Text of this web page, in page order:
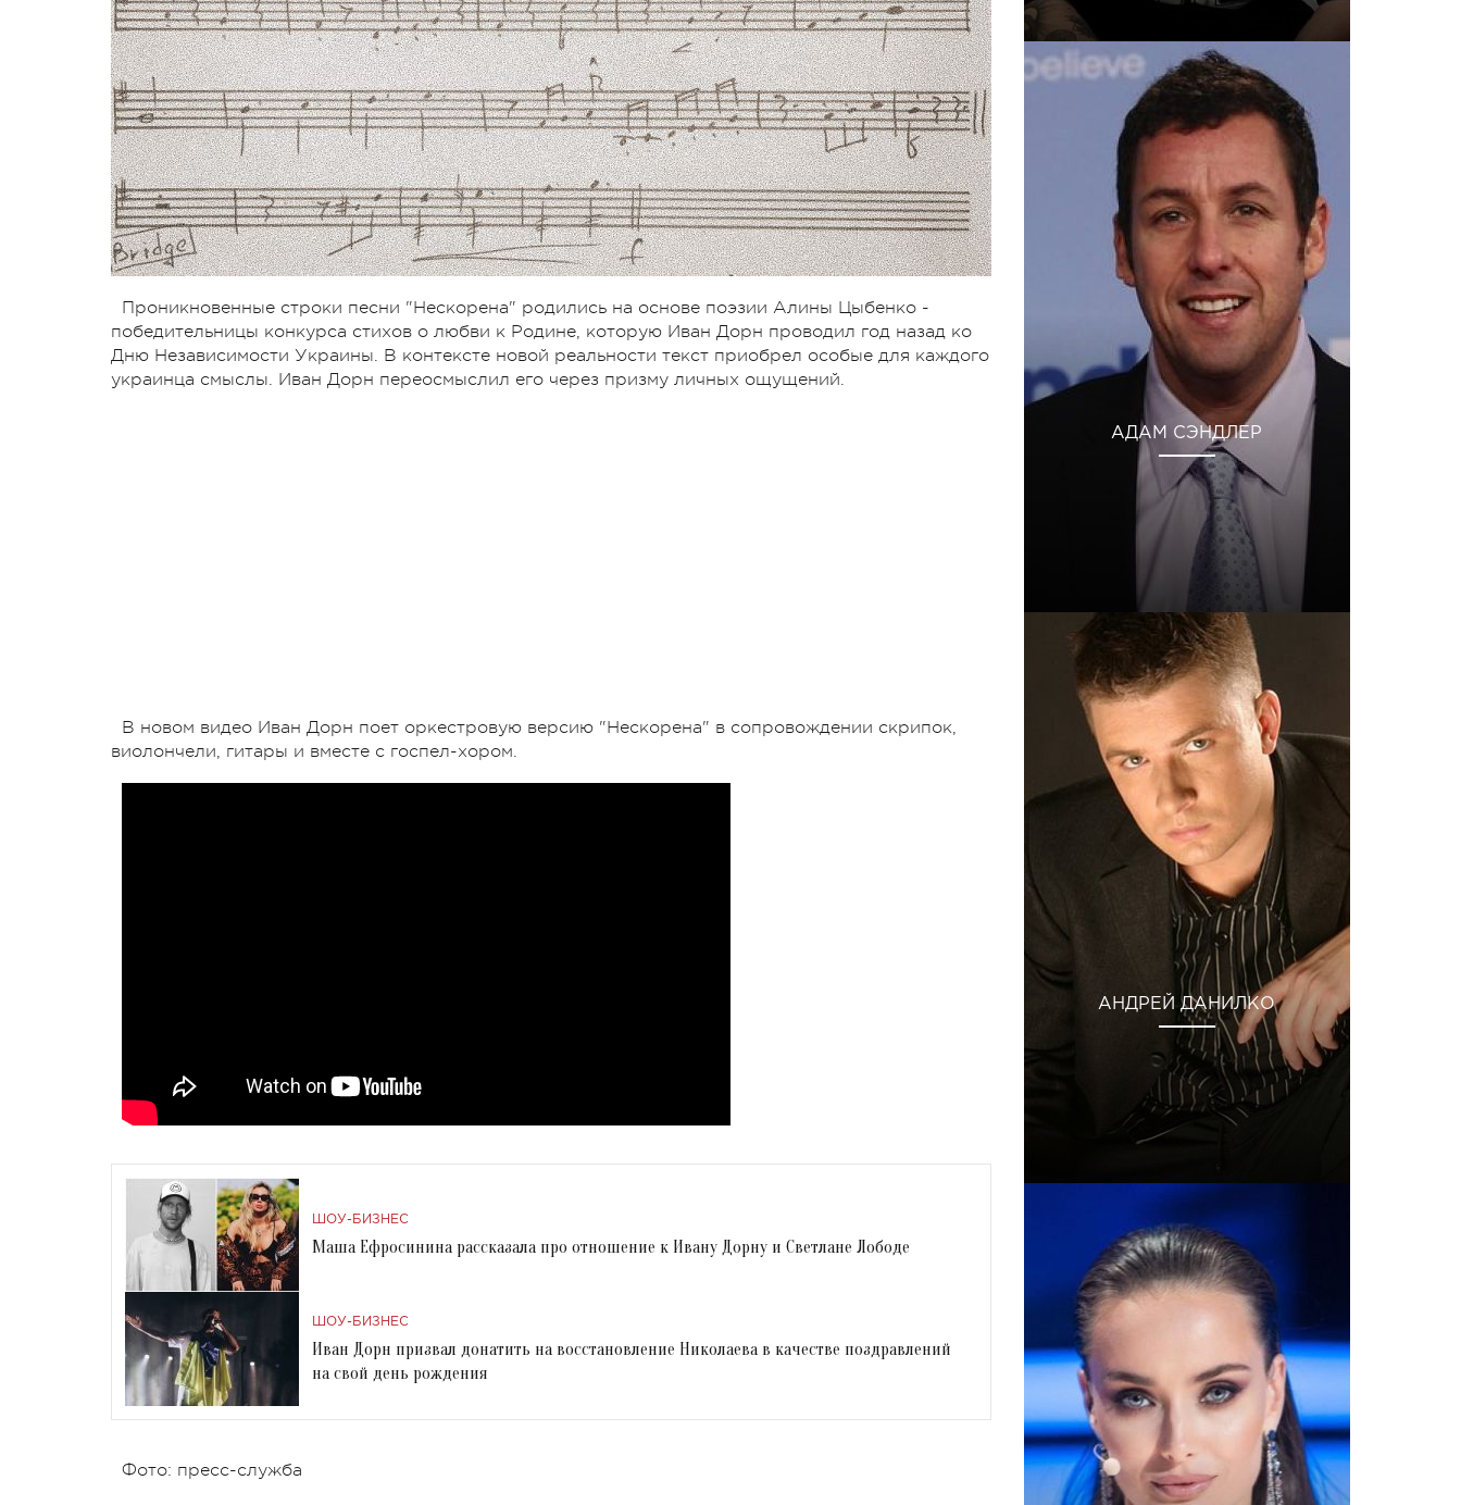
Проникновенные строки песни "Нескорена" родились на основе поэзии Алины Цыбенко -
победительницы конкурса стихов о любви к Родине, которую Иван Дорн проводил год назад ко
Дню Независимости Украины. В контексте новой реальности текст приобрел особые для каждого
украинца смыслы. Иван Дорн переосмыслил его через призму личных ощущений.
В новом видео Иван Дорн поет оркестровую версию "Нескорена" в сопровождении скрипок,
виолончели, гитары и вместе с госпел-хором.
ШОУ-БИЗНЕС
Маша Ефросинина рассказала про отношение к Ивану Дорну и Светлане Лободе
ШОУ-БИЗНЕС
Иван Дорн призвал донатить на восстановление Николаева в качестве поздравлений
на свой день рождения
Фото: пресс-служба
АДАМ СЭНДЛЕР
АНДРЕЙ ДАНИЛКО